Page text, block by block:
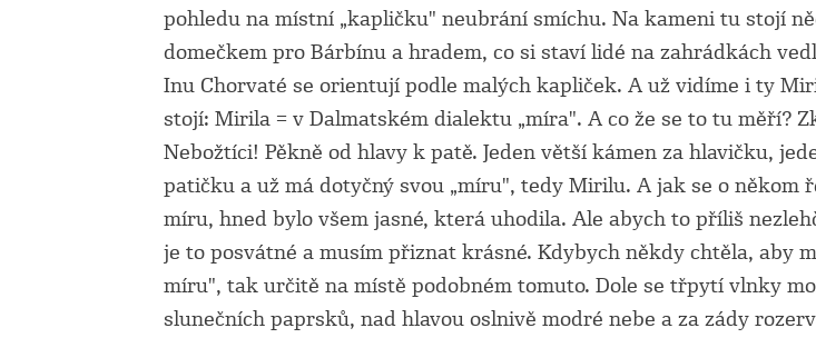
pohledu na místní „kapličku" neubrání smíchu. Na kameni tu stojí
domečkem pro Bárbínu a hradem, co si staví lidé na zahrádkách
Inu Chorvaté se orientují podle malých kapliček. A už vidíme i ty
stojí: Mirila = v Dalmatském dialektu „míra". A co že se to tu měří?
Nebožtíci! Pěkně od hlavy k patě. Jeden větší kámen za hlavičku,
patičku a už má dotyčný svou „míru", tedy Mirilu. A jak se o někom
míru, hned bylo všem jasné, která uhodila. Ale abych to příliš
je to posvátné a musím přiznat krásné. Kdybych někdy chtěla, aby
míru", tak určitě na místě podobném tomuto. Dole se třpytí vlnky
slunečních paprsků, nad hlavou oslnivě modré nebe a za zády